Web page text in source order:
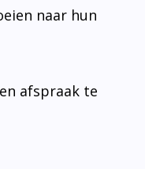
naar hun
afspraak te